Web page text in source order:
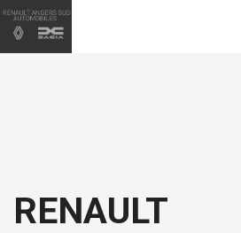
Panneau de gestion des cookies
RENAULT